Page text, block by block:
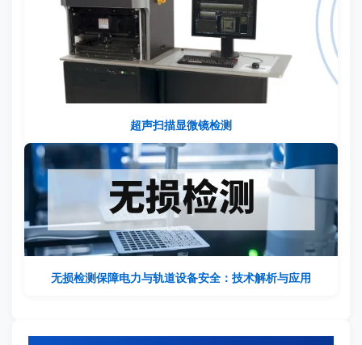
超声扫描显微镜检测
无损检测保障电力与轨道设备安全：技术解析与应用